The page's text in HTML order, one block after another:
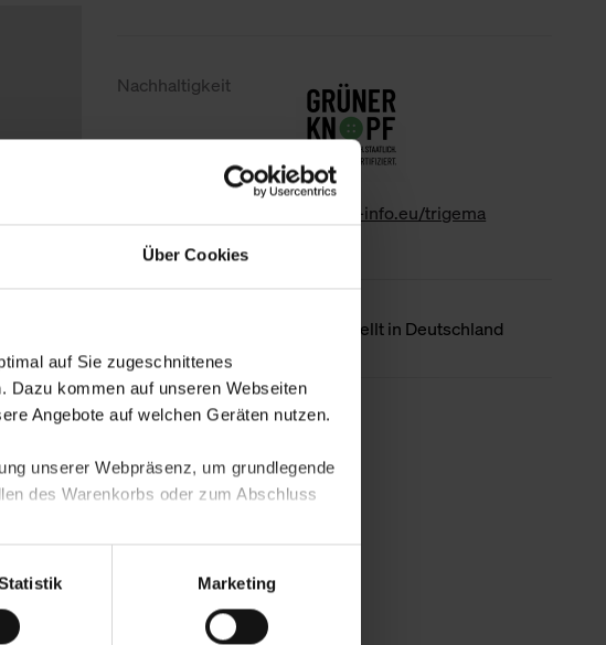
Über Cookies
auf Sie zugeschnittenes
Dazu kommen auf unseren Webseiten
Angebote auf welchen Geräten nutzen.
unserer Webpräsenz, um grundlegende
des Warenkorbs oder zum Abschluss
Nutzerverhaltens und Ihres Profils
unserer Webpräsenz speichern wir
an Dritte wie etwa unsere
Marketing
Nachhaltigkeit
www.gk-info.eu/trigema
Hergestellt in Deutschland
Weniger Details